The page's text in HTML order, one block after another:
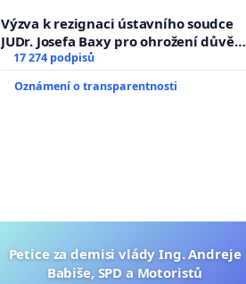
Výzva k rezignaci ústavního soudce
JUDr. Josefa Baxy pro ohrožení důvěry
ve spravedlivý proces
17 274 podpisů
Oznámení o transparentnosti
Petice za demisi vlády Ing. Andreje
Babiše, SPD a Motoristů